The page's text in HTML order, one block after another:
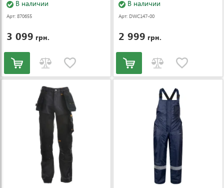
В наличии
Арт: 870655
3 099 грн.
(DWC147-004-3031)
В наличии
Арт: DWC147-00
2 999 грн.